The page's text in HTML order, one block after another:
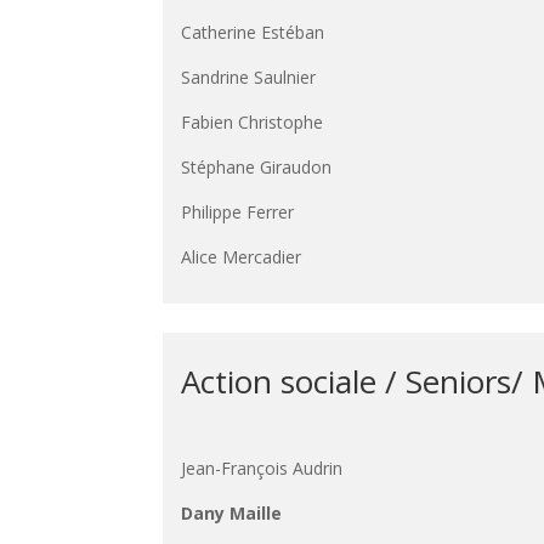
Catherine Estéban
Sandrine Saulnier
Fabien Christophe
Stéphane Giraudon
Philippe Ferrer
Alice Mercadier
Action sociale / Seniors/
Jean-François Audrin
Dany Maille